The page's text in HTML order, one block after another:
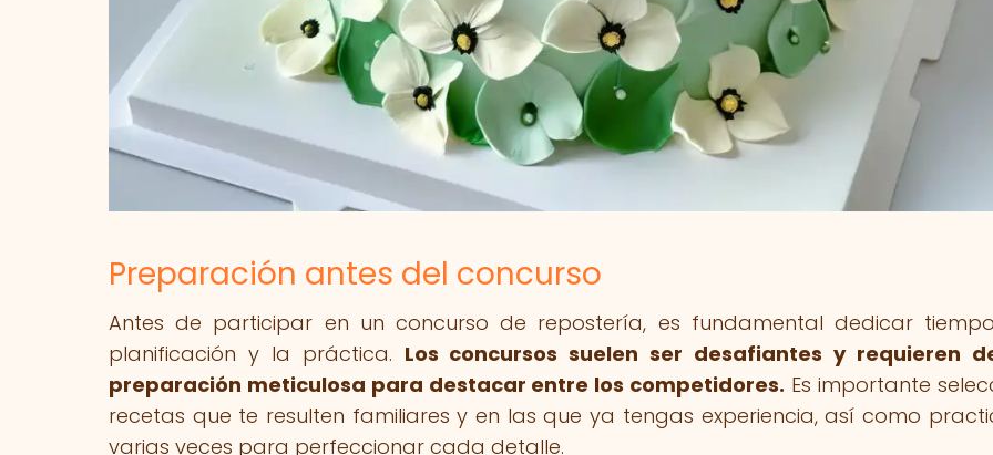
Preparación antes del concurso
Antes de participar en un concurso de repostería, es fundamental dedicar
planificación y la práctica. Los concursos suelen ser desafiantes y requieren
preparación meticulosa para destacar entre los competidores. Es importante
recetas que te resulten familiares y en las que ya tengas experiencia, así como
varias veces para perfeccionar cada detalle.